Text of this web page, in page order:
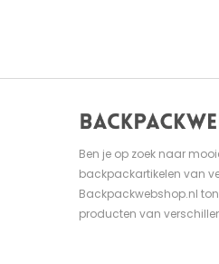
Ben je op zoek naar
backpackartikelen van
Backpackwebshop.nl
producten van